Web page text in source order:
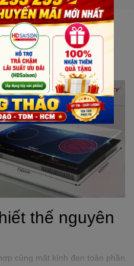
SANAKY
VH-2500HGT tinh tế
thế nguyên
cùng mặt kính đen toàn phần